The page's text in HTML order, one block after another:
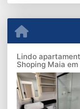
Lindo
Shoping Maia